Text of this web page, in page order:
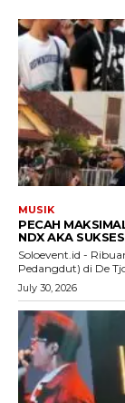
MUSIK
PECAH
NDX AKA
Soloevent.id -
Pedangdut) di De
July 30, 2026